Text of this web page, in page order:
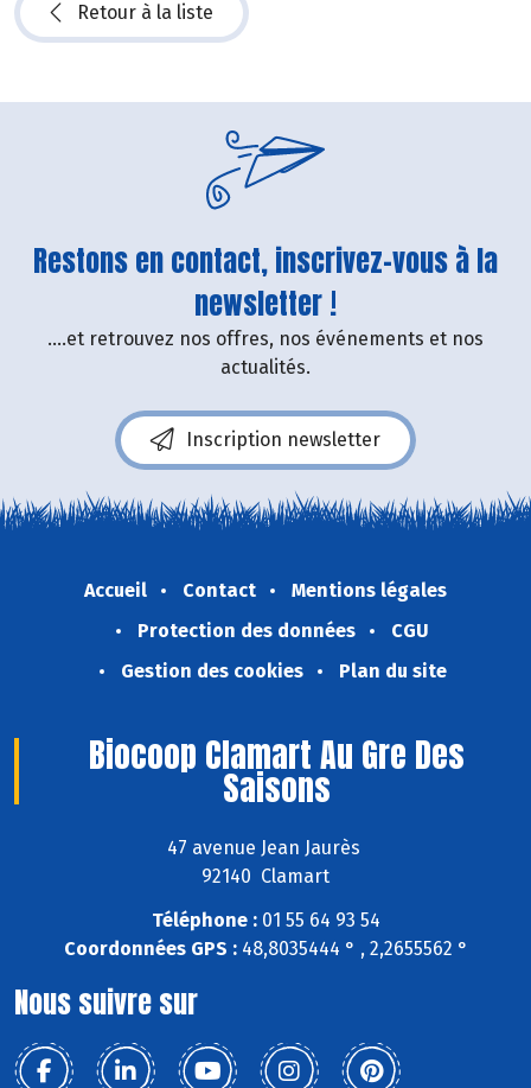
Retour à la liste
Restons en contact, inscrivez-vous à la
newsletter !
....et retrouvez nos offres, nos événements et nos
actualités.
Inscription newsletter
Accueil Contact
Mentions légales
Protection des données
CGU
Gestion des cookies
Plan du site
Biocoop Clamart Au Gre Des
Saisons
47 avenue Jean Jaurès
92140 Clamart
Téléphone :01 55 64 93 54
Coordonnées GPS :48,8035444 ° , 2,2655562 °
Nous suivre sur